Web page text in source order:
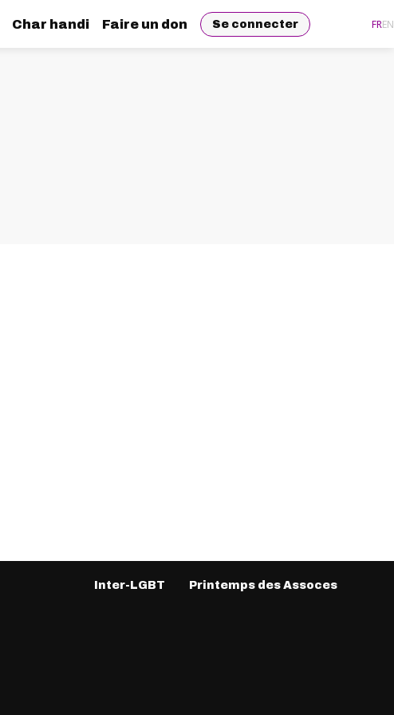
Char handi Faire un don Se connecter FREN
Inter-LGBT Printemps des Assoces